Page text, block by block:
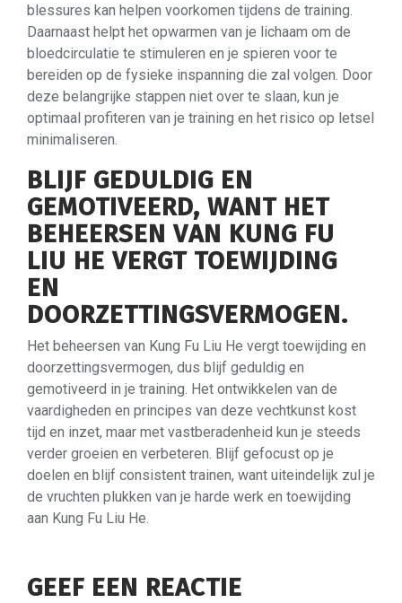
blessures kan helpen voorkomen tijdens de training.
Daarnaast helpt het opwarmen van je lichaam om de
bloedcirculatie te stimuleren en je spieren voor te
bereiden op de fysieke inspanning die zal volgen. Door
deze belangrijke stappen niet over te slaan, kun je
optimaal profiteren van je training en het risico op letsel
minimaliseren.
BLIJF GEDULDIG EN
GEMOTIVEERD, WANT HET
BEHEERSEN VAN KUNG FU
LIU HE VERGT TOEWIJDING
EN
DOORZETTINGSVERMOGEN.
Het beheersen van Kung Fu Liu He vergt toewijding en
doorzettingsvermogen, dus blijf geduldig en
gemotiveerd in je training. Het ontwikkelen van de
vaardigheden en principes van deze vechtkunst kost
tijd en inzet, maar met vastberadenheid kun je steeds
verder groeien en verbeteren. Blijf gefocust op je
doelen en blijf consistent trainen, want uiteindelijk zul je
de vruchten plukken van je harde werk en toewijding
aan Kung Fu Liu He.
GEEF EEN REACTIE